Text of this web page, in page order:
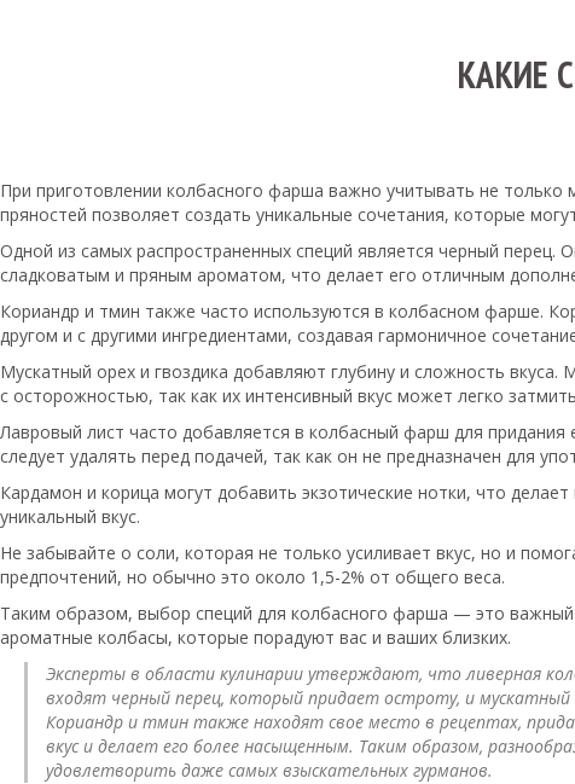
КАКИЕ
При приготовлении колбасного фарша важно учитывать не только
пряностей позволяет создать уникальные сочетания, которые
Одной из самых распространенных специй является черный
сладковатым и пряным ароматом, что делает его отличным
Кориандр и тмин также часто используются в колбасном фарше.
другом и с другими ингредиентами, создавая гармоничное
Мускатный орех и гвоздика добавляют глубину и сложность
с осторожностью, так как их интенсивный вкус может легко
Лавровый лист часто добавляется в колбасный фарш для
следует удалять перед подачей, так как он не предназначен для
Кардамон и корица могут добавить экзотические нотки, что
уникальный вкус.
Не забывайте о соли, которая не только усиливает вкус, но и
предпочтений, но обычно это около 1,5-2% от общего веса.
Таким образом, выбор специй для колбасного фарша — это
ароматные колбасы, которые порадуют вас и ваших близких.
Эксперты в области кулинарии утверждают, что ливерная
входят черный перец, который придает остроту, и
Кориандр и тмин также находят свое место в рецептах,
вкус и делает его более насыщенным. Таким образом,
удовлетворить даже самых взыскательных гурманов.